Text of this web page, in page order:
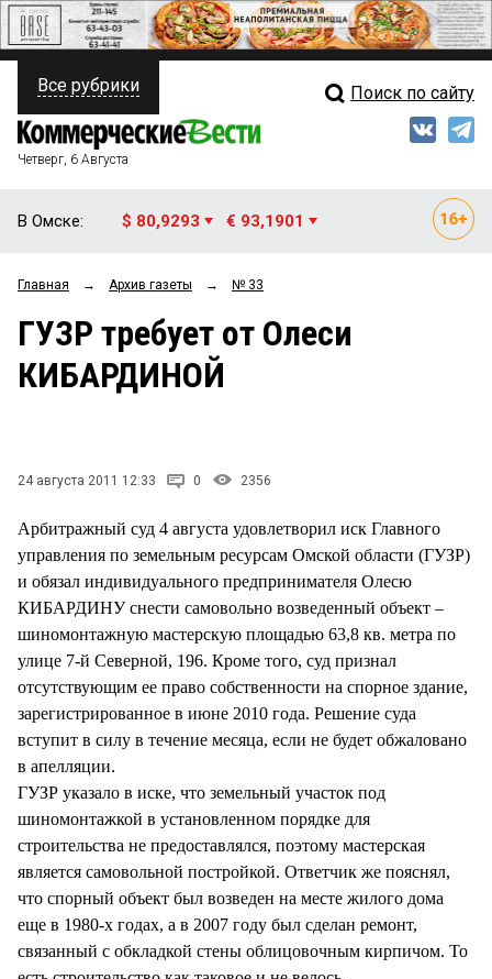
ПОЛИТИКА
ФИНАНСЫ
ОБЩЕСТВО
ЗАКОН
НОВОСТИ КОМПАНИЙ
СТИЛЬ ЖИЗНИ
Свежий выпуск
Рейтинги
Все рубрики Поиск по сайту
Четверг, 6 Августа
В Омске: $ 80,9293 € 93,1901
Главная → Архив газеты → № 33
ГУЗР требует от Олеси
КИБАРДИНОЙ
24 августа 2011 12:33 0 2356
Арбитражный суд 4 августа удовлетворил иск Главного
управления по земельным ресурсам Омской области (ГУЗР)
и обязал индивидуального предпринимателя Олесю
КИБАРДИНУ снести самовольно возведенный объект –
шиномонтажную мастерскую площадью 63,8 кв. метра по
улице 7-й Северной, 196. Кроме того, суд признал
отсутствующим ее право собственности на спорное здание,
зарегистрированное в июне 2010 года. Решение суда
вступит в силу в течение месяца, если не будет обжаловано
в апелляции.
ГУЗР указало в иске, что земельный участок под
шиномонтажкой в установленном порядке для
строительства не предоставлялся, поэтому мастерская
является самовольной постройкой. Ответчик же пояснял,
что спорный объект был возведен на месте жилого дома
еще в 1980-х годах, а в 2007 году был сделан ремонт,
связанный с обкладкой стены облицовочным кирпичом. То